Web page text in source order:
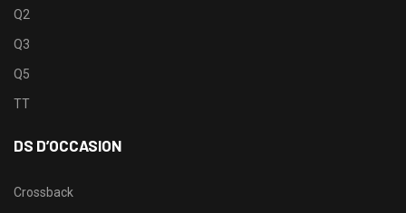
Q2
Q3
Q5
TT
DS D’OCCASION
Crossback